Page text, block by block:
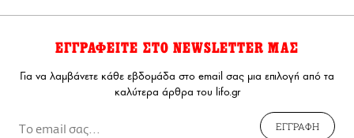
ΕΓΓΡΑΦΕΙΤΕ ΣΤΟ NEWSLETTER ΜΑΣ
Για να λαμβάνετε κάθε εβδομάδα στο email σας μια επιλογή από τα
καλύτερα άρθρα του lifo.gr
ΕΓΓΡΑΦΗ